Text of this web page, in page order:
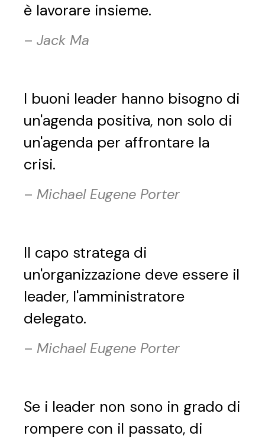
è lavorare insieme.
– Jack Ma
I buoni leader hanno bisogno di
un'agenda positiva, non solo di
un'agenda per affrontare la
crisi.
– Michael Eugene Porter
Il capo stratega di
un'organizzazione deve essere il
leader, l'amministratore
delegato.
– Michael Eugene Porter
Se i leader non sono in grado di
rompere con il passato, di